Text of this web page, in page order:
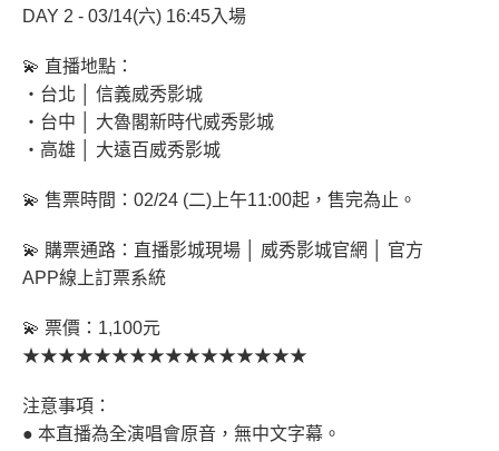
DAY 2 - 03/14(六) 16:45入場
💫 直播地點：
‧台北 │ 信義威秀影城
‧台中 │ 大魯閣新時代威秀影城
‧高雄 │ 大遠百威秀影城
💫 售票時間：02/24 (二)上午11:00起，售完為止。
💫 購票通路：直播影城現場 │ 威秀影城官網 │ 官方
APP線上訂票系統
💫 票價：1,100元
★★★★★★★★★★★★★★★★
注意事項：
● 本直播為全演唱會原音，無中文字幕。